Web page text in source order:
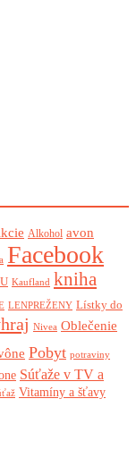
Alkohol avon
Facebook
Kaufland kniha
LENPREŽENY Lístky do
Nivea Oblečenie
Pobyt potraviny
Súťaže v TV a
Vitamíny a šťavy